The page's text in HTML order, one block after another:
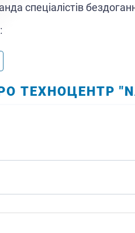
спеціалістів
ПК, ноутбуків (будь-якої
забезпечення.
відновлення даних.
б\у комп’ютерної техніки
для подання у
для звітності.
торгівлі
ТЕХНОЦЕНТР